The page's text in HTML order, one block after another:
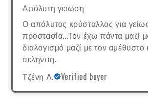
Απόλυτη γειωση
Ο απόλυτος κρύσταλλος για
προστασία...Τον έχω πάντα μαζί
διαλογισμό μαζί με τον αμέθυστο
σεληνιτη.
Τζένη Λ.
Verified buyer